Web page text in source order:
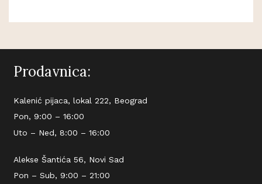
Prodavnica:
Kalenić pijaca, lokal 222, Beograd
Pon, 9:00 – 16:00
Uto – Ned, 8:00 – 16:00
Alekse Šantića 56, Novi Sad
Pon – Sub, 9:00 – 21:00